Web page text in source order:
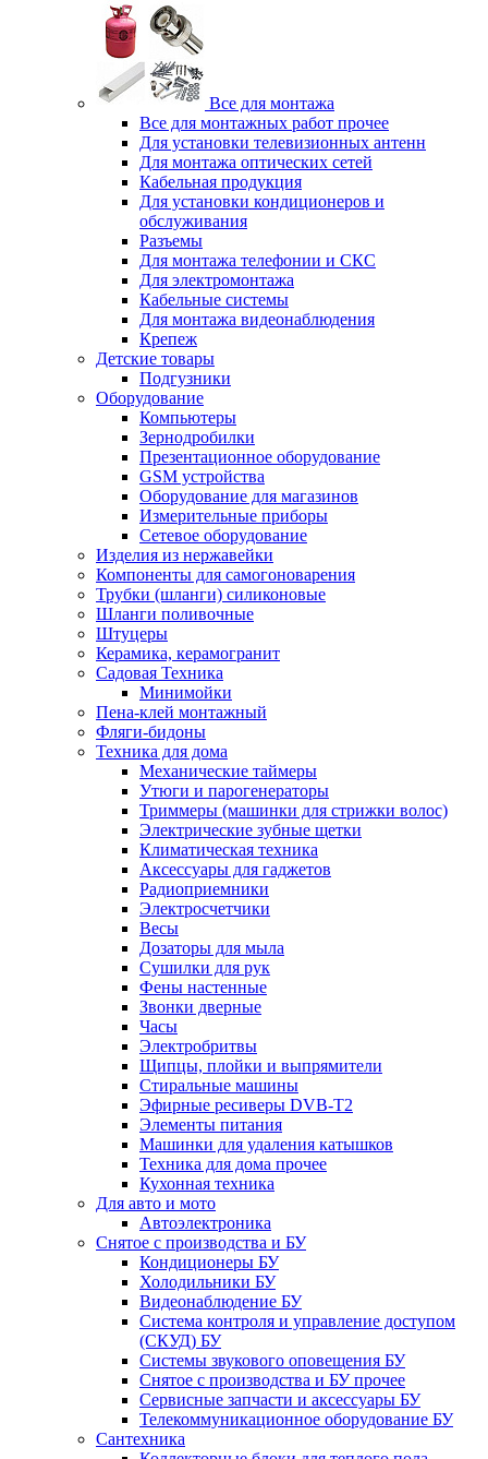
Все для монтажа
Все для монтажных работ прочее
Для установки телевизионных антенн
Для монтажа оптических сетей
Кабельная продукция
Для установки кондиционеров и
обслуживания
Разъемы
Для монтажа телефонии и СКС
Для электромонтажа
Кабельные системы
Для монтажа видеонаблюдения
Крепеж
Детские товары
Подгузники
Оборудование
Компьютеры
Зернодробилки
Презентационное оборудование
GSM устройства
Оборудование для магазинов
Измерительные приборы
Сетевое оборудование
Изделия из нержавейки
Компоненты для самогоноварения
Трубки (шланги) силиконовые
Шланги поливочные
Штуцеры
Керамика, керамогранит
Садовая Техника
Минимойки
Пена-клей монтажный
Фляги-бидоны
Техника для дома
Механические таймеры
Утюги и парогенераторы
Триммеры (машинки для стрижки волос)
Электрические зубные щетки
Климатическая техника
Аксессуары для гаджетов
Радиоприемники
Электросчетчики
Весы
Дозаторы для мыла
Сушилки для рук
Фены настенные
Звонки дверные
Часы
Электробритвы
Щипцы, плойки и выпрямители
Стиральные машины
Эфирные ресиверы DVB-T2
Элементы питания
Машинки для удаления катышков
Техника для дома прочее
Кухонная техника
Для авто и мото
Автоэлектроника
Снятое с производства и БУ
Кондиционеры БУ
Холодильники БУ
Видеонаблюдение БУ
Система контроля и управление доступом
(СКУД) БУ
Системы звукового оповещения БУ
Снятое с производства и БУ прочее
Сервисные запчасти и аксессуары БУ
Телекоммуникационное оборудование БУ
Сантехника